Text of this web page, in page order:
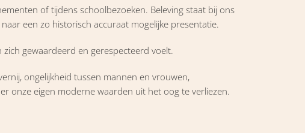
of tijdens schoolbezoeken. Beleving staat bij ons
een zo historisch accuraat mogelijke presentatie.
gewaardeerd en gerespecteerd voelt.
ongelijkheid tussen mannen en vrouwen,
onze eigen moderne waarden uit het oog te verliezen.